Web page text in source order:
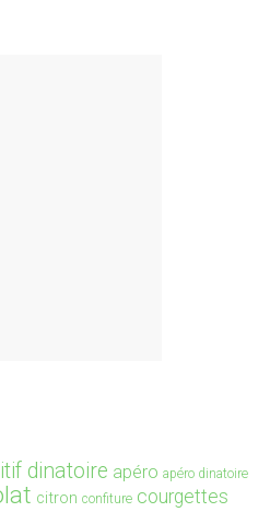
dinatoire apéro apéro dinatoire
citron confiture courgettes